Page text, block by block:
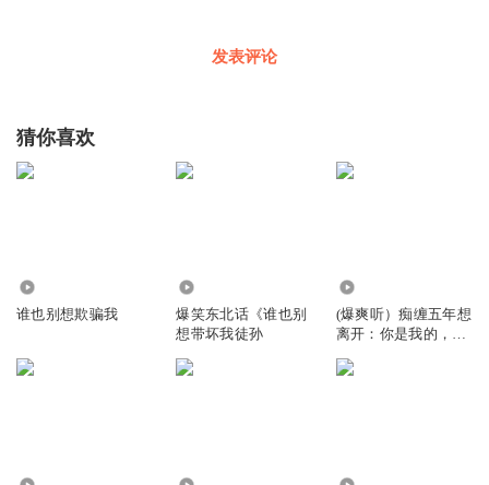
发表评论
猜你喜欢
谁也别想欺骗我
爆笑东北话《谁也别
想带坏我徒孙
(爆爽听）痴缠五年想
离开：你是我的，谁